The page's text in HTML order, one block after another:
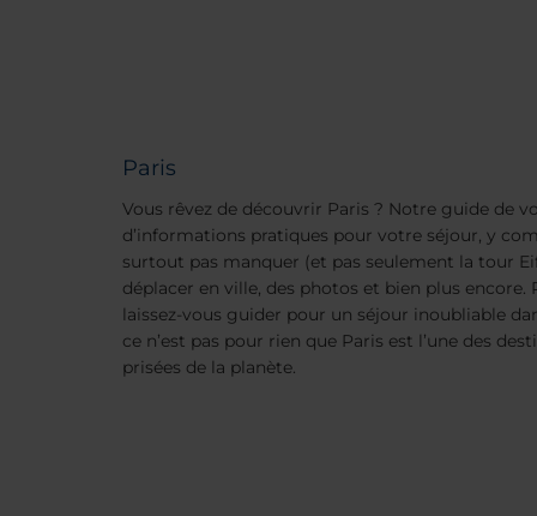
Paris
Vous rêvez de découvrir Paris ? Notre guide de
d’informations pratiques pour votre séjour, y
surtout pas manquer (et pas seulement la tour
déplacer en ville, des photos et bien plus
laissez-vous guider pour un séjour inoubliable
ce n’est pas pour rien que Paris est l’une des
prisées de la planète.